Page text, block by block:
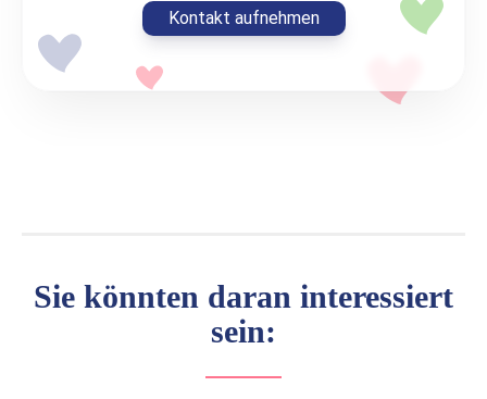
Kontakt aufnehmen
Sie könnten daran interessiert
sein: